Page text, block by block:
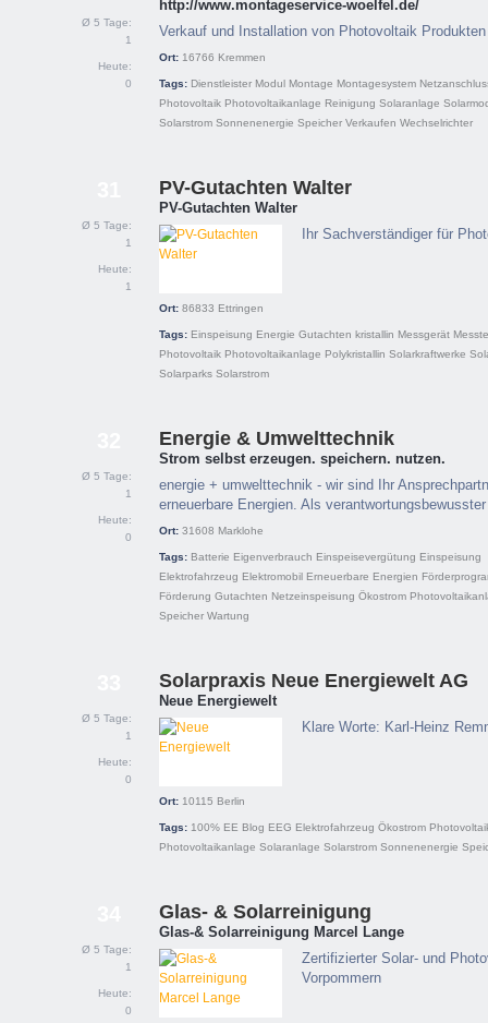
Ø 5 Tage:
1
Heute:
0
http://www.montageservice-woelfel.de/
Verkauf und Installation von Photovoltaik Produkten
Ort: 16766 Kremmen
Tags: Dienstleister Modul Montage Montagesystem
Photovoltaik Photovoltaikanlage Reinigung Solaranlage
Solarstrom Sonnenenergie Speicher Verkaufen Wechselrichter
Ø 5 Tage:
1
Heute:
1
PV-Gutachten Walter
PV-Gutachten Walter
Ihr Sachverständiger für
Ort: 86833 Ettringen
Tags: Einspeisung Energie Gutachten kristallin Messgerät
Photovoltaik Photovoltaikanlage Polykristallin Solarkraftwerke
Solarparks Solarstrom
Ø 5 Tage:
1
Heute:
0
Energie & Umwelttechnik
Strom selbst erzeugen. speichern. nutzen.
energie + umwelttechnik - wir sind Ihr
erneuerbare Energien. Als
Ort: 31608 Marklohe
Tags: Batterie Eigenverbrauch Einspeisevergütung Einspeisung
Elektrofahrzeug Elektromobil Erneuerbare Energien
Förderung Gutachten Netzeinspeisung Ökostrom
Speicher Wartung
Ø 5 Tage:
1
Heute:
0
Solarpraxis Neue Energiewelt AG
Neue Energiewelt
Klare Worte: Karl-Heinz
Ort: 10115 Berlin
Tags: 100% EE Blog EEG Elektrofahrzeug Ökostrom
Photovoltaikanlage Solaranlage Solarstrom Sonnenenergie
Ø 5 Tage:
1
Heute:
0
Glas- & Solarreinigung
Glas-& Solarreinigung Marcel Lange
Zertifizierter Solar- und
Vorpommern